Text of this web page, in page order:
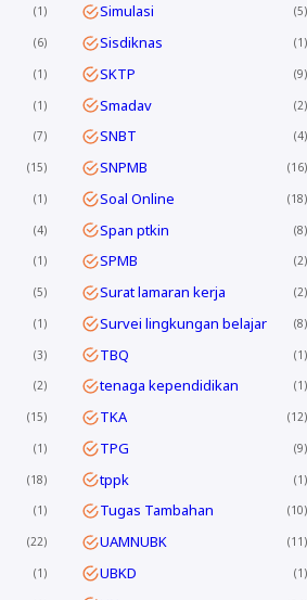
1 Simulasi 5
6 Sisdiknas 1
1 SKTP 9
1 Smadav 2
7 SNBT 4
15 SNPMB 16
1 Soal Online 18
4 Span ptkin 8
1 SPMB 2
5 Surat lamaran kerja 2
1 Survei lingkungan belajar 8
3 TBQ 1
2 tenaga kependidikan 1
15 TKA 12
1 TPG 9
18 tppk 1
1 Tugas Tambahan 10
22 UAMNUBK 11
1 UBKD 1